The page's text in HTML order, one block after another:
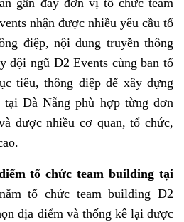
gần đây đơn vị tổ chức team
nhận được nhiều yêu cầu tổ
điệp, nội dung truyền thông
đội ngũ D2 Events cùng ban tổ
tiêu, thông điệp để xây dựng
tại Đà Nẵng phù hợp từng đơn
được nhiều cơ quan, tổ chức,
tổ chức team building tại
tổ chức team building D2
địa điểm và thống kê lại được